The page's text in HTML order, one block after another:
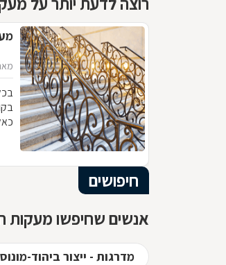
חיפושים
אנשים שחיפשו מעקות
מדרגות - ייצור ביהוד-